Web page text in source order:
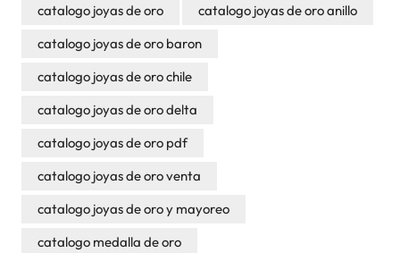
catalogo joyas de oro
catalogo joyas de oro anillo
catalogo joyas de oro baron
catalogo joyas de oro chile
catalogo joyas de oro delta
catalogo joyas de oro pdf
catalogo joyas de oro venta
catalogo joyas de oro y mayoreo
catalogo medalla de oro